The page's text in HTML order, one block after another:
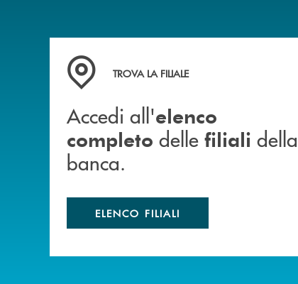
Accedi all' elenco completo delle filiali
TROVA LA FILIALE
Accedi all'elenco
completo delle filiali della
banca.
ELENCO FILIALI